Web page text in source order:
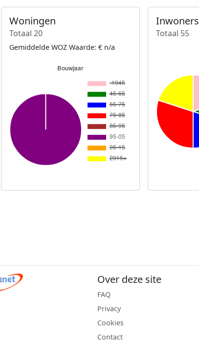
Woningen
Totaal 20
Gemiddelde WOZ Waarde: € n/a
Inwoners
Totaal 55
Over deze site
FAQ
Privacy
Cookies
Contact